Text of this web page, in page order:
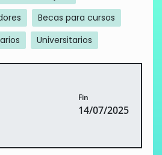
Becas para cursos
Universitarios
Fin
14/07/2025